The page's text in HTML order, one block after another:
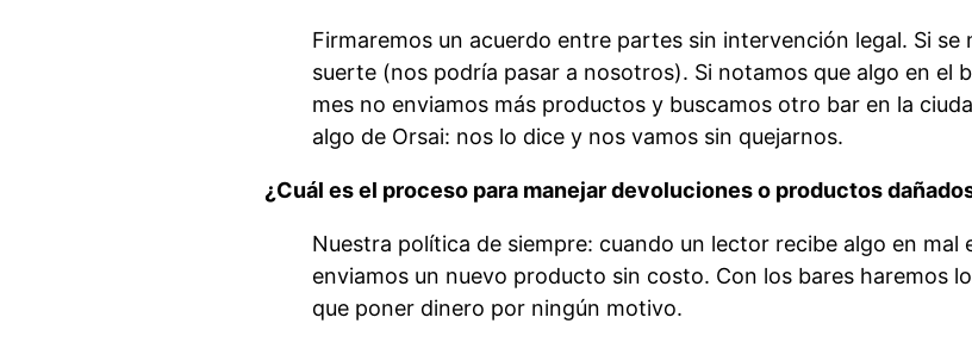
Firmaremos un acuerdo entre partes sin intervención legal. Si se
suerte (nos podría pasar a nosotros). Si notamos que algo en el
mes no enviamos más productos y buscamos otro bar en la
algo de Orsai: nos lo dice y nos vamos sin quejarnos.
¿Cuál es el proceso para manejar devoluciones o productos
Nuestra política de siempre: cuando un lector recibe algo en
enviamos un nuevo producto sin costo. Con los bares haremos
que poner dinero por ningún motivo.